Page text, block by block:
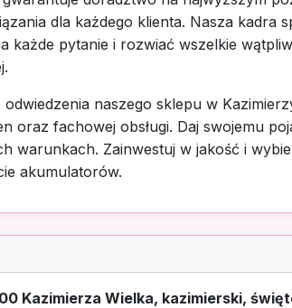
dla każdego klienta. Nasza kadra
każde pytanie i rozwiać wszelkie
naszego sklepu w
oraz fachowej obsługi. Daj swojemu
warunkach. Zainwestuj w jakość i
akumulatorów.
Kazimierza Wielka, kazimierski,